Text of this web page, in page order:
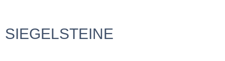
SIEGELSTEINE